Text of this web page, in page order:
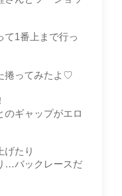
て1番上まで行っ
捲ってみたよ♡
のギャップがエロ
げたり
…バックレースだ